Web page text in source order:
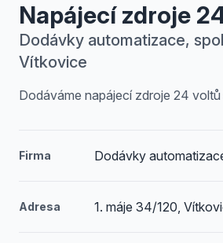
Napájecí zdroje
Dodávky automatizace,
Vítkovice
Dodáváme napájecí zdroje 24
Firma Dodávky
Adresa 1. máje 34/120,